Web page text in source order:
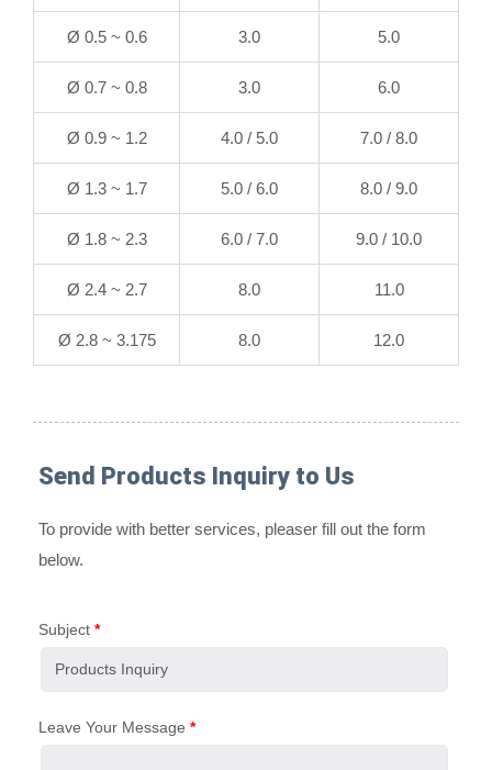
Ø 0.5 ~ 0.6 3.0 5.0
Ø 0.7 ~ 0.8 3.0 6.0
Ø 0.9 ~ 1.2 4.0 / 5.0 7.0 / 8.0
Ø 1.3 ~ 1.7 5.0 / 6.0 8.0 / 9.0
Ø 1.8 ~ 2.3 6.0 / 7.0 9.0 / 10.0
Ø 2.4 ~ 2.7 8.0 11.0
Ø 2.8 ~ 3.175 8.0 12.0